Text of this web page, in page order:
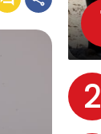
2